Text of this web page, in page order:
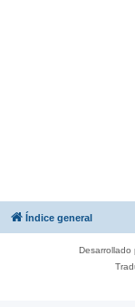
Índice general
Desarrollado